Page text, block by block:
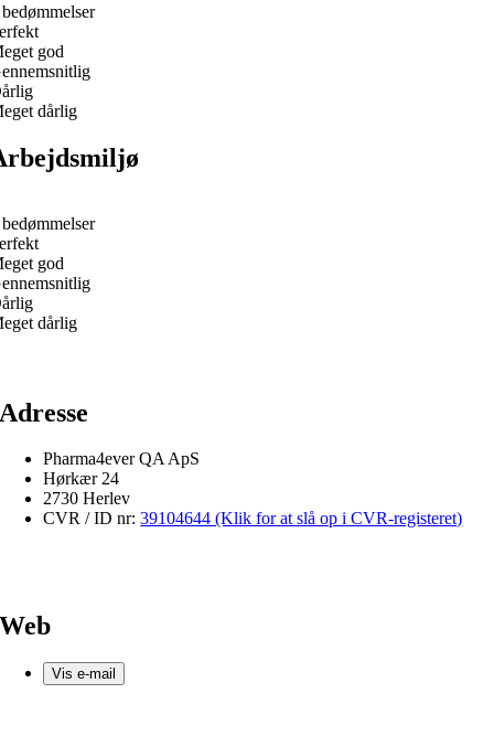
god
dårlig
god
dårlig
Adresse
Pharma4ever QA ApS
Hørkær 24
2730 Herlev
CVR / ID nr:39104644 (Klik for at slå op i CVR-registeret)
Web
Vis e-mail